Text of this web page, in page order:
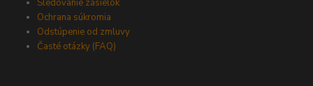
Sledovanie zásielok
Ochrana súkromia
Odstúpenie od zmluvy
Časté otázky (FAQ)